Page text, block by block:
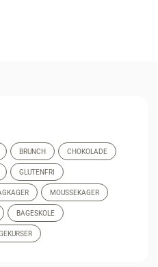
BRUNCH CHOKOLADE
GLUTENFRI
MOUSSEKAGER
BAGESKOLE